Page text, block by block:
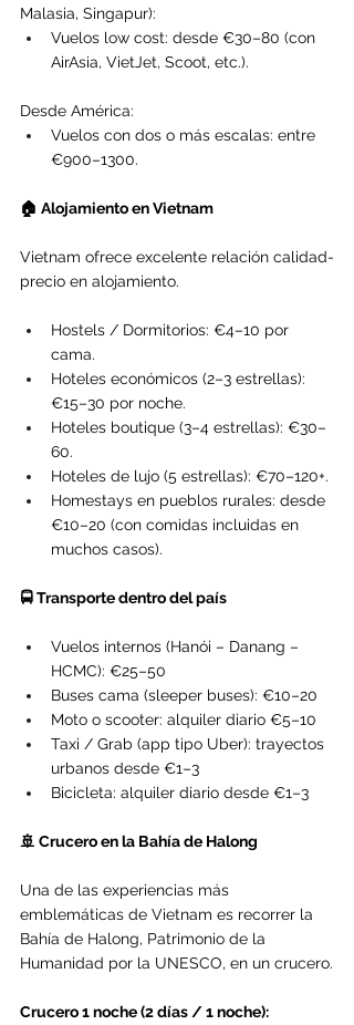
Malasia, Singapur):
Vuelos low cost: desde €30–80 (con
AirAsia, VietJet, Scoot, etc.).
Desde América:
Vuelos con dos o más escalas: entre
€900–1300.
🏠 Alojamiento en Vietnam
Vietnam ofrece excelente relación calidad-
precio en alojamiento.
Hostels / Dormitorios: €4–10 por
cama.
Hoteles económicos (2–3 estrellas):
€15–30 por noche.
Hoteles boutique (3–4 estrellas): €30–
60.
Hoteles de lujo (5 estrellas): €70–120+.
Homestays en pueblos rurales: desde
€10–20 (con comidas incluidas en
muchos casos).
🚍 Transporte dentro del país
Vuelos internos (Hanói – Danang –
HCMC): €25–50
Buses cama (sleeper buses): €10–20
Moto o scooter: alquiler diario €5–10
Taxi / Grab (app tipo Uber): trayectos
urbanos desde €1–3
Bicicleta: alquiler diario desde €1–3
🚢 Crucero en la Bahía de Halong
Una de las experiencias más
emblemáticas de Vietnam es recorrer la
Bahía de Halong, Patrimonio de la
Humanidad por la UNESCO, en un crucero.
Crucero 1 noche (2 días / 1 noche):